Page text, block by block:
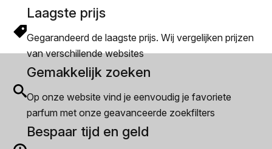
Laagste prijs
Gegarandeerd de laagste prijs. Wij vergelijken prijzen
van verschillende websites
Gemakkelijk zoeken
Op onze website vind je eenvoudig je favoriete
parfum met onze geavanceerde zoekfilters
Bespaar tijd en geld